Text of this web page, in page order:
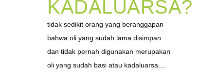
KADALUARSA?
tidak sedikit orang yang beranggapan
bahwa oli yang sudah lama disimpan
dan tidak pernah digunakan merupakan
oli yang sudah basi atau kadaluarsa....